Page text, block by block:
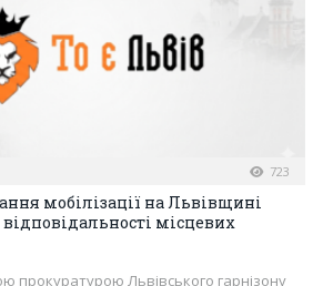
723
мобілізації на Львівщині
місцевих
прокуратурою Львівського гарнізону